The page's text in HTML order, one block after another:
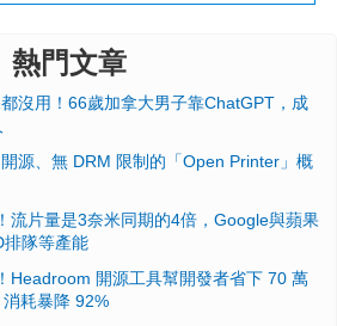
熱門文章
沒用！66歲加拿大男子靠ChatGPT，成
源、無 DRM 限制的「Open Printer」概
流片量是3奈米同期的4倍，Google與蘋果
排隊等產能
Headroom 開源工具幫開發者省下 70 萬
耗暴降 92%